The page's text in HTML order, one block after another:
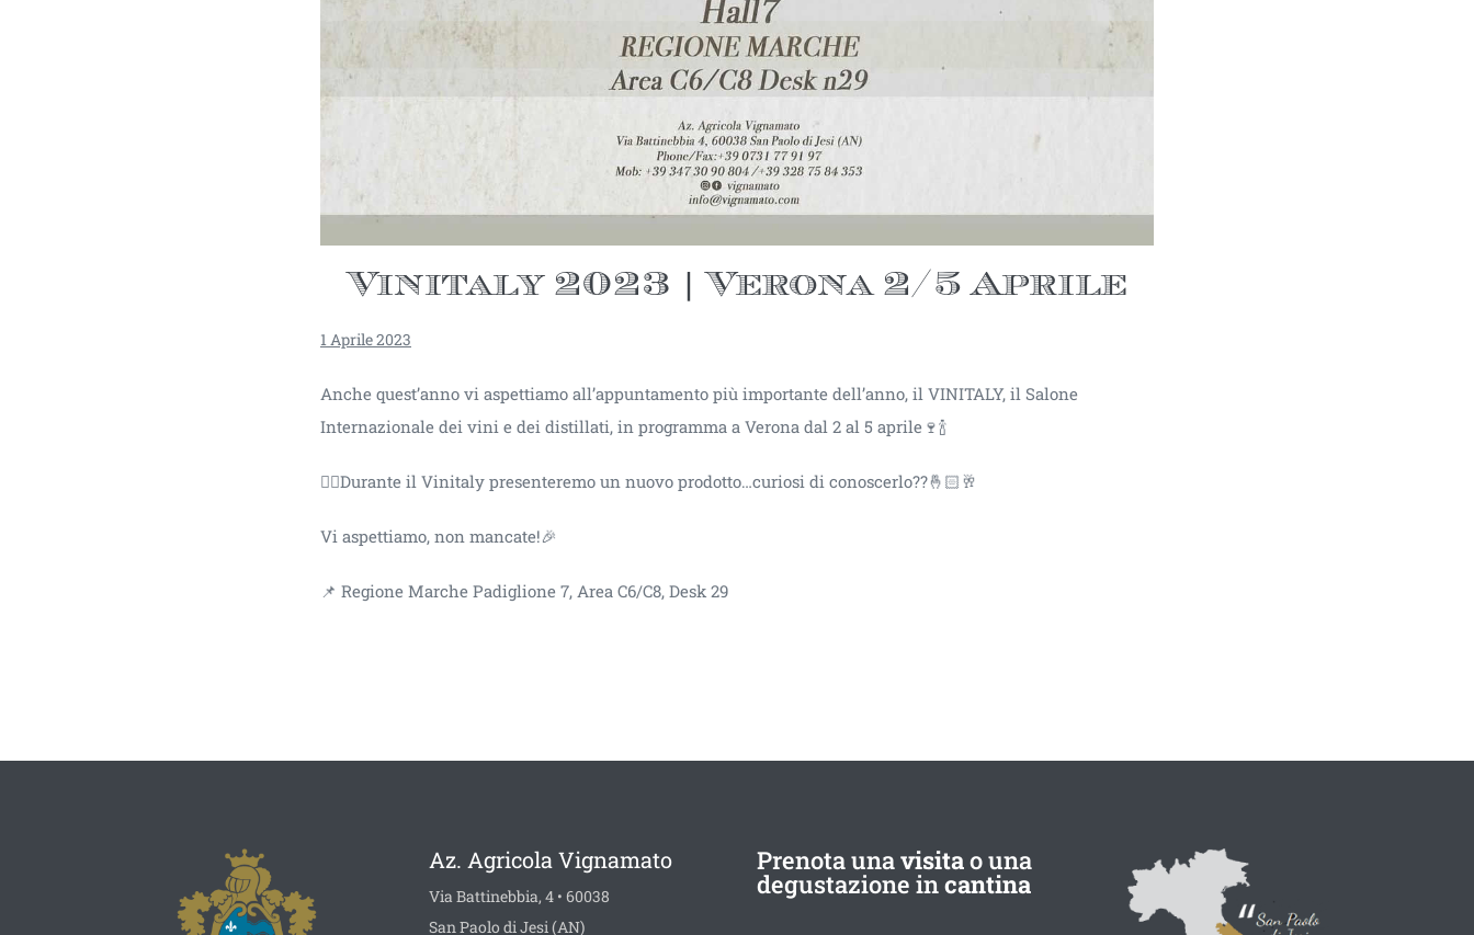
Vinitaly 2023 | Verona 2/5 Aprile
1 Aprile 2023
Anche quest’anno vi aspettiamo all’appuntamento più importante dell’anno, il VINITALY, il Salone
Internazionale dei vini e dei distillati, in programma a Verona dal 2 al 5 aprile🍷🍾
👉🏻Durante il Vinitaly presenteremo un nuovo prodotto…curiosi di conoscerlo??🤞🏻🥂
Vi aspettiamo, non mancate!🎉
📌 Regione Marche Padiglione 7, Area C6/C8, Desk 29
Az. Agricola Vignamato
Via Battinebbia, 4 • 60038
San Paolo di Jesi (AN)
Prenota unavisitao una
degustazione incantina